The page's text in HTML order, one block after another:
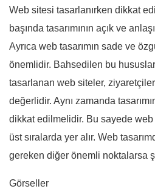
Web sitesi tasarlanırken dikkat
başında tasarımının açık ve
Ayrıca web tasarımın sade ve
önemlidir. Bahsedilen bu
tasarlanan web siteler,
değerlidir. Aynı zamanda
dikkat edilmelidir. Bu sayede web
üst sıralarda yer alır. Web
gereken diğer önemli noktalarsa
Görseller